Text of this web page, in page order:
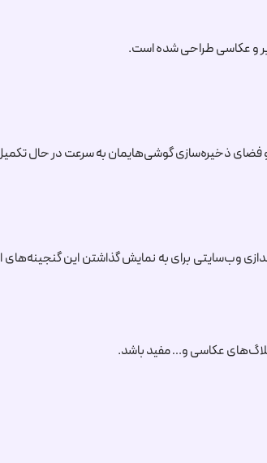
فضای ذخیره‌سازی گوشی‌هایمان به سرعت در حال
وب‌سایتی برای به نمایش گذاشتن این
عکاسی و… مفید باشد.